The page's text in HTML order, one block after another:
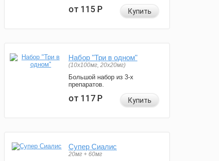
от 115Р Купить
Набор "Три в одном"
(10x100мг, 20x20мг)
Большой набор из 3-х
препаратов.
от 117Р Купить
Супер Сиалис
20мг + 60мг